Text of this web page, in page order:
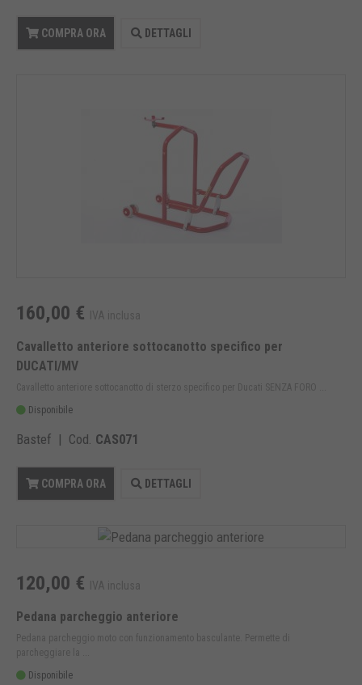
COMPRA ORA DETTAGLI
160,00 € IVA inclusa
Cavalletto anteriore sottocanotto specifico per
DUCATI/MV
Cavalletto anteriore sottocanotto di sterzo specifico per Ducati SENZA FORO ...
Disponibile
Bastef | Cod. CAS071
COMPRA ORA DETTAGLI
120,00 € IVA inclusa
Pedana parcheggio anteriore
Pedana parcheggio moto con funzionamento basculante. Permette di
parcheggiare la ...
Disponibile